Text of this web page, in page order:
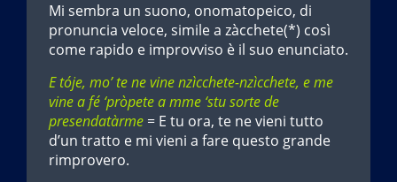
Mi sembra un suono, onomatopeico, di
pronuncia veloce, simile a zàcchete(*) così
come rapido e improvviso è il suo enunciato.
E tóje, mo’ te ne vine nzìcchete-nzìcchete, e me
vine a fé ‘pròpete a mme ‘stu sorte de
presendatàrme = E tu ora, te ne vieni tutto
d’un tratto e mi vieni a fare questo grande
rimprovero.